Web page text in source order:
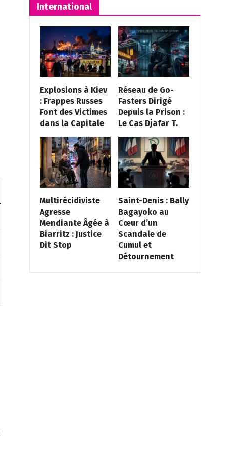
International
Explosions à Kiev
: Frappes Russes
Font des Victimes
dans la Capitale
Réseau de Go-
Fasters Dirigé
Depuis la Prison :
Le Cas Djafar T.
Multirécidiviste
Agresse
Mendiante Âgée à
Biarritz : Justice
Dit Stop
Saint-Denis : Bally
Bagayoko au
Cœur d’un
Scandale de
Cumul et
Détournement